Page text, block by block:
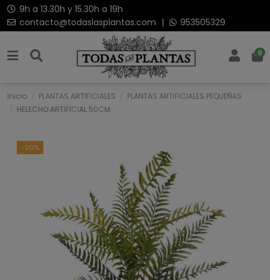
9h a 13.30h y 15.30h a 19h
contacto@todaslasplantas.com | 953505329
0
Inicio PLANTAS ARTIFICIALES
PLANTAS ARTIFICIALES PEQUEÑAS
HELECHO ARTIFICIAL 50CM
-20%